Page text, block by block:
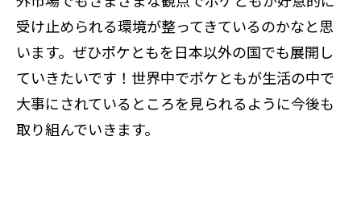
受け止められる環境が整ってきているのかなと思
います。ぜひポケともを日本以外の国でも展開し
ていきたいです！世界中でポケともが生活の中で
大事にされているところを見られるように今後も
取り組んでいきます。